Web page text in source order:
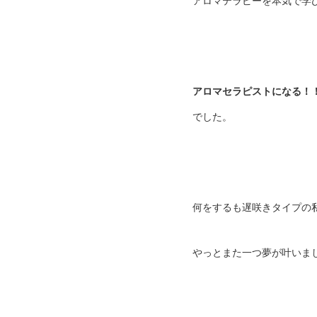
アロマセラピストになる！！
でした。
何をするも遅咲きタイプの
やっとまた一つ夢が叶いま